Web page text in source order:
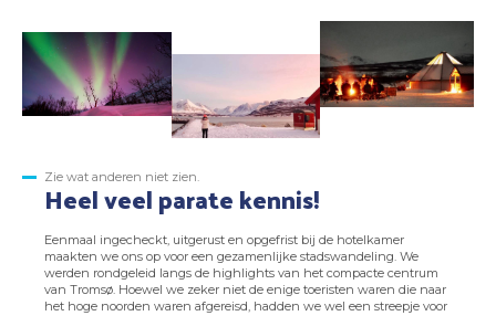
Zie wat anderen niet zien.
Heel veel parate kennis!
Eenmaal ingecheckt, uitgerust en opgefrist bij de hotelkamer
maakten we ons op voor een gezamenlijke stadswandeling. We
werden rondgeleid langs de highlights van het compacte centrum
van Tromsø. Hoewel we zeker niet de enige toeristen waren die naar
het hoge noorden waren afgereisd, hadden we wel een streepje voor